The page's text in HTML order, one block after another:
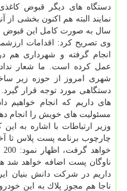
دستگاه های دیگر قبوض
نمایند البته هم اكنون بخشی از
سال به صورت كامل این
وی تصریح كرد: اقدامات
انجام گرفته و شهرداری هم
عمل كرده است. ما شعار
شهری امروز از حوزه زیر
دستگاهی مورد توجه قرار
های داریم كه انجام خواهیم
مسئولیت های خویش را انجام
وزیر ارتباطات با اشاره به
چارچوب برنامه پست پلاس
داریم در شركت دانش بنیان
ناجا هم مجوز پلاك به این